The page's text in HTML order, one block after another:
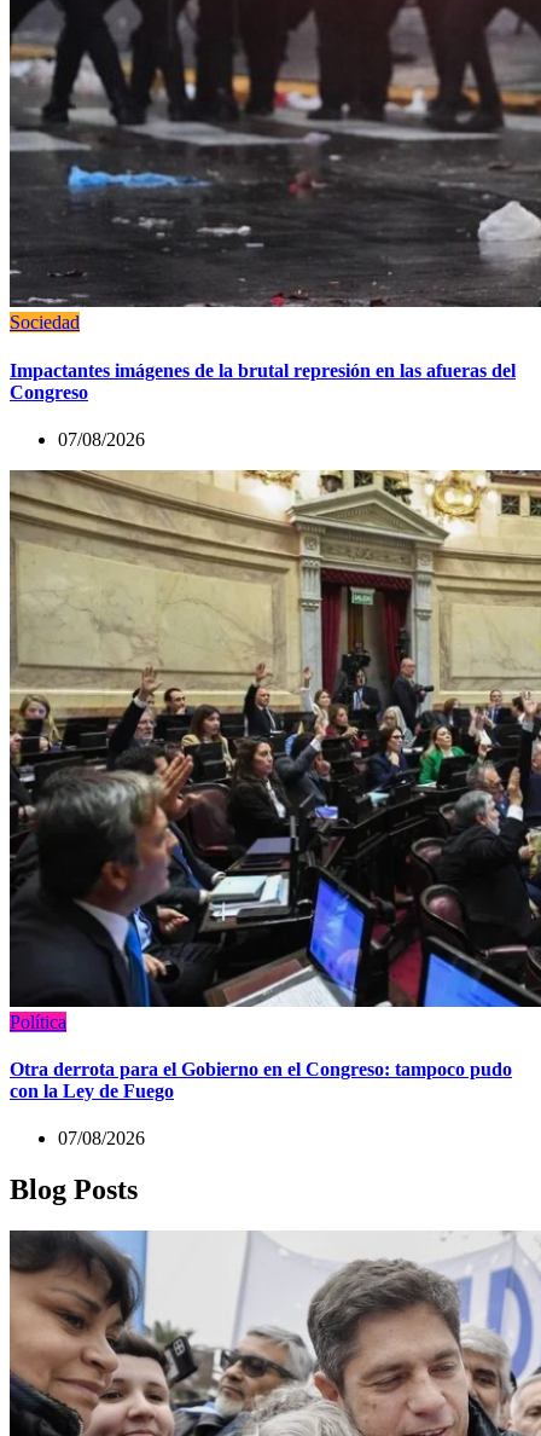
Sociedad
Impactantes imágenes de la brutal represión en las afueras del
Congreso
07/08/2026
Política
Otra derrota para el Gobierno en el Congreso: tampoco pudo
con la Ley de Fuego
07/08/2026
Blog Posts